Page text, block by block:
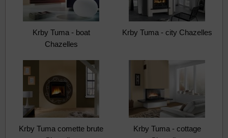
Krby Tuma - boat
Chazelles
Krby Tuma - city Chazelles
Krby Tuma comette brute
Krby Tuma - cottage